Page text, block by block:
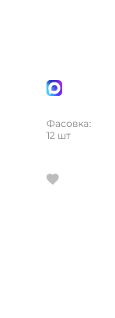
Фасовка:
12 шт